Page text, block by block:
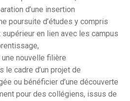
d’une insertion
poursuite d’études y compris
supérieur en lien avec les campus
nouvelle filière
cadre d’un projet de
ou bénéficier d’une découverte
pour des collégiens, issus de